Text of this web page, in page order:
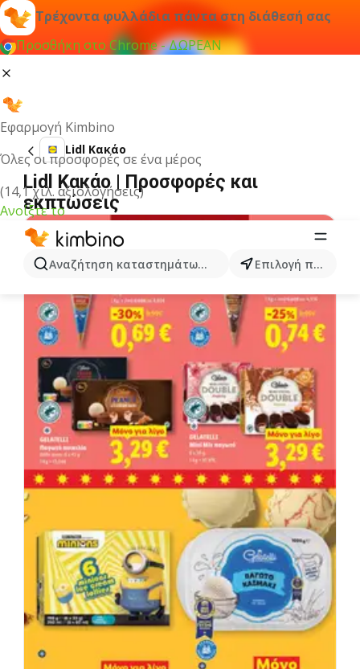
Τρέχοντα φυλλάδια πάντα στη διάθεσή σας
Προσθήκη στο Chrome - ΔΩΡΕΑΝ
Εφαρμογή Kimbino
Όλες οι προσφορές σε ένα μέρος
(14,1 χιλ. αξιολογήσεις)
Ανοίξτε το
Αναζήτηση καταστημάτων, κατηγοριών, προϊόντων...
Επιλογή πόλης
Lidl Κακάο
Lidl Κακάο | Προσφορές και
εκπτώσεις